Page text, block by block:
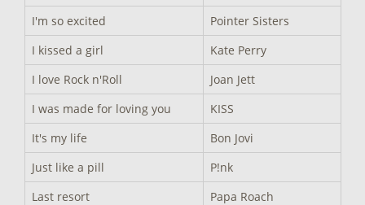
I'm so excited
Pointer Sisters
I kissed a girl
Kate Perry
I love Rock n'Roll
Joan Jett
I was made for loving you
KISS
It's my life
Bon Jovi
Just like a pill
P!nk
Last resort
Papa Roach